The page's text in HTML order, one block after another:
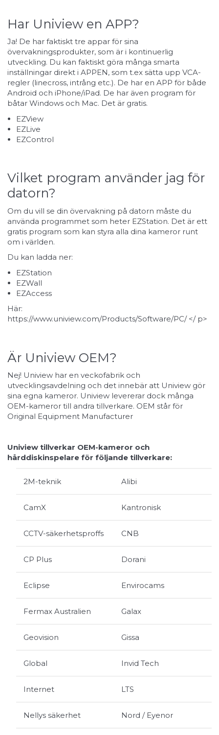
Har Uniview en APP?
Ja! De har faktiskt tre appar för sina
övervakningsprodukter, som är i kontinuerlig
utveckling. Du kan faktiskt göra många smarta
inställningar direkt i APPEN, som t.ex sätta upp VCA-
regler (linecross, intrång etc.). De har en APP för både
Android och iPhone/iPad. De har även program för
båtar Windows och Mac. Det är gratis.
EZView
EZLive
EZControl
Vilket program använder jag för
datorn?
Om du vill se din övervakning på datorn måste du
använda programmet som heter EZStation. Det är ett
gratis program som kan styra alla dina kameror runt
om i världen.
Du kan ladda ner:
EZStation
EZWall
EZAccess
Här:
https://www.uniview.com/Products/Software/PC/</ p>
Är Uniview OEM?
Nej! Uniview har en veckofabrik och
utvecklingsavdelning och det innebär att Uniview gör
sina egna kameror. Uniview levererar dock många
OEM-kameror till andra tillverkare. OEM står för
Original Equipment Manufacturer
Uniview tillverkar OEM-kameror och
hårddiskinspelare för följande tillverkare:
2M-teknik Alibi
CamX Kantronisk
CCTV-säkerhetsproffs CNB
CP Plus Dorani
Eclipse Envirocams
Fermax Australien Galax
Geovision Gissa
Global Invid Tech
Internet LTS
Nellys säkerhet Nord / Eyenor